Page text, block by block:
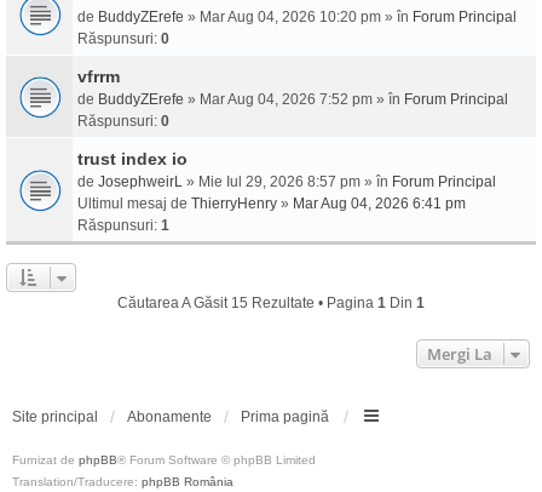
de BuddyZErefe » Mar Aug 04, 2026 10:20 pm » în Forum Principal
Răspunsuri: 0
vfrrm
de BuddyZErefe » Mar Aug 04, 2026 7:52 pm » în Forum Principal
Răspunsuri: 0
trust index io
de JosephweirL » Mie Iul 29, 2026 8:57 pm » în Forum Principal
Ultimul mesaj de ThierryHenry » Mar Aug 04, 2026 6:41 pm
Răspunsuri: 1
Căutarea A Găsit 15 Rezultate • Pagina 1 Din 1
Mergi La
Site principal Abonamente Prima pagină
Furnizat de phpBB® Forum Software © phpBB Limited
Translation/Traducere: phpBB România